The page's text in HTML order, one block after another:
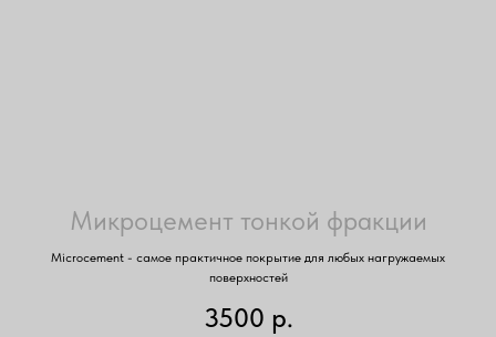
Микроцемент тонкой фракции
Microcement - cамое практичное покрытие для любых нагружаемых
поверхностей
3500 р.